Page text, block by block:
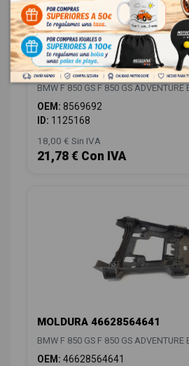
MOLDURA 8569692
BMW F 850 GS F 850 GS ADVENTURE
OEM: 8569692
ID: 1125168
18,00 € Sin IVA
21,78 € Con IVA
MOLDURA 46628564641
BMW F 850 GS F 850 GS ADVENTURE
OEM: 46628564641